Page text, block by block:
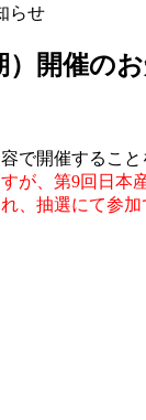
らせ
）開催の
で開催すること
、第9回日本
、抽選にて参加